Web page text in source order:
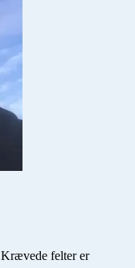
Krævede felter er